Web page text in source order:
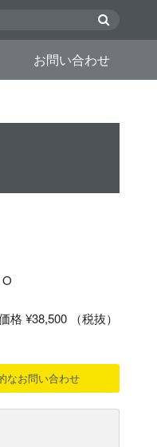
お問い合わせ
格 ¥38,500 （税抜）
なお問い合わせ